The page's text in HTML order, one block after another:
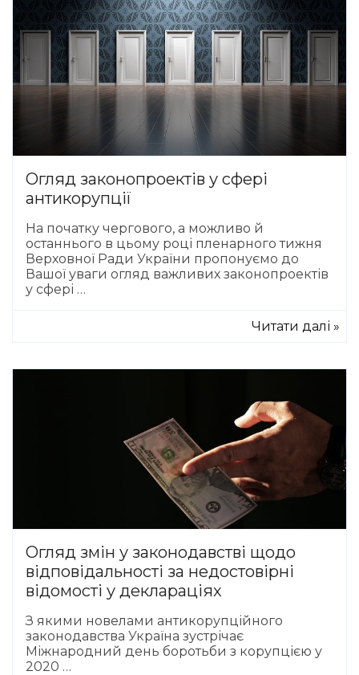
Огляд законопроектів у сфері
антикорупції
На початку чергового, а можливо й
останнього в цьому році пленарного тижня
Верховної Ради України пропонуємо до
Вашої уваги огляд важливих законопроектів
у сфері …
Читати далі »
Огляд змін у законодавстві щодо
відповідальності за недостовірні
відомості у деклараціях
З якими новелами антикорупційного
законодавства Україна зустрічає
Міжнародний день боротьби з корупцією у
2020 …